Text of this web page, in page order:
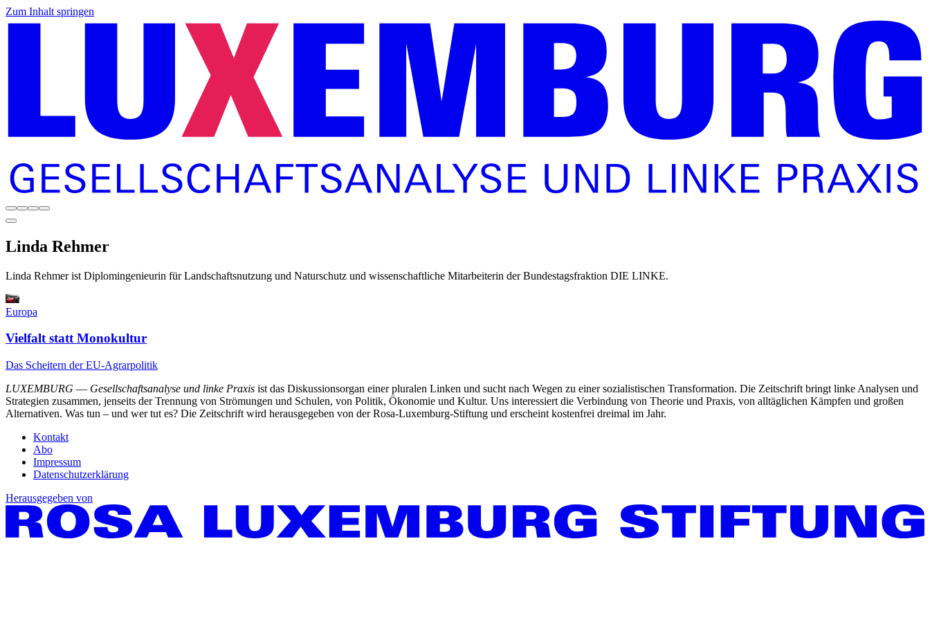
Zum Inhalt springen
Linda Rehmer
Linda Rehmer ist Diplomingenieurin für Landschaftsnutzung und Naturschutz und wissenschaftliche Mitarbeiterin der Bundestagsfraktion DIE LINKE.
Europa
Vielfalt statt Monokultur
Das Scheitern der EU-Agrarpolitik
LUXEMBURG — Gesellschaftsanalyse und linke Praxis ist das Diskussionsorgan einer pluralen Linken und sucht nach Wegen zu einer sozialistischen Transformation. Die Zeitschrift bringt linke Analysen und
Strategien zusammen, jenseits der Trennung von Strömungen und Schulen, von Politik, Ökonomie und Kultur. Uns interessiert die Verbindung von Theorie und Praxis, von alltäglichen Kämpfen und großen
Alternativen. Was tun – und wer tut es? Die Zeitschrift wird herausgegeben von der Rosa-Luxemburg-Stiftung und erscheint kostenfrei dreimal im Jahr.
Kontakt
Abo
Impressum
Datenschutzerklärung
Herausgegeben von